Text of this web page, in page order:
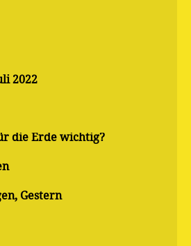
2022
die Erde wichtig?
Gestern